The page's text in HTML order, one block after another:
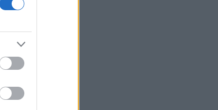
18η συνεχόμενη χρονιά
δολαρίων για τη DeepSeek
Βρεττού (Credia): Πιστωτική επέκταση
άνω των 1,3 δισ. ευρώ φέτος -
Επιταχύνει την ανάπτυξη, μεταθέτει
Στα πράσινα οι ευρωαγορές - Νέο
ενδοσυνεδριακό ρεκόρ για τον Stoxx